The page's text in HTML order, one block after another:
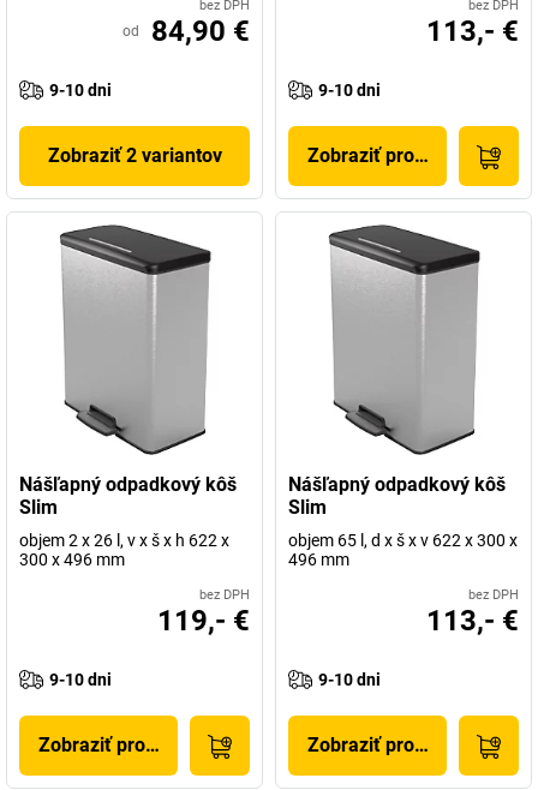
bez DPH
od 84,90 €
9-10 dni
Zobraziť 2 variantov
bez DPH
113,- €
9-10 dni
Zobraziť produkt
Nášľapný odpadkový kôš
Slim
objem 2 x 26 l, v x š x h 622 x
300 x 496 mm
bez DPH
119,- €
9-10 dni
Zobraziť produkt
Nášľapný odpadkový kôš
Slim
objem 65 l, d x š x v 622 x 300 x
496 mm
bez DPH
113,- €
9-10 dni
Zobraziť produkt